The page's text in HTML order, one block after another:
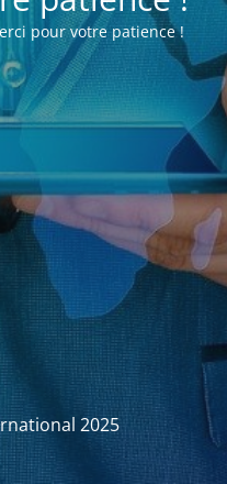
pour votre patience !
2025